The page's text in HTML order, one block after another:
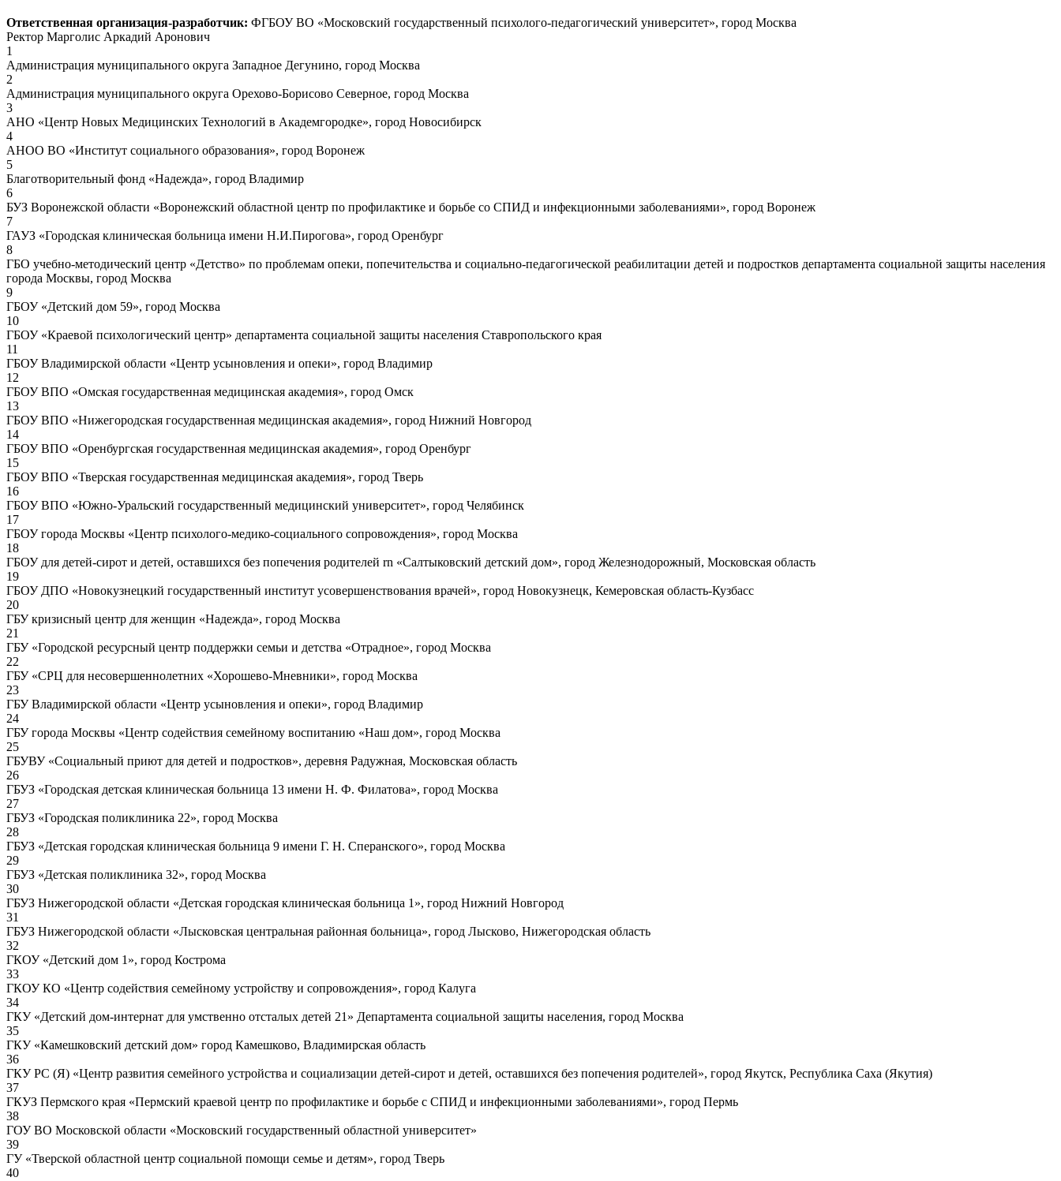
Ответственная организация-разработчик: ФГБОУ ВО «Московский государственный психолого-педагогический университет», город Москва
Ректор Марголис Аркадий Аронович
1
Администрация муниципального округа Западное Дегунино, город Москва
2
Администрация муниципального округа Орехово-Борисово Северное, город Москва
3
АНО «Центр Новых Медицинских Технологий в Академгородке», город Новосибирск
4
АНОО ВО «Институт социального образования», город Воронеж
5
Благотворительный фонд «Надежда», город Владимир
6
БУЗ Воронежской области «Воронежский областной центр по профилактике и борьбе со СПИД и инфекционными заболеваниями», город Воронеж
7
ГАУЗ «Городская клиническая больница имени Н.И.Пирогова», город Оренбург
8
ГБО учебно-методический центр «Детство» по проблемам опеки, попечительства и социально-педагогической реабилитации детей и подростков департамента социальной защиты населения
города Москвы, город Москва
9
ГБОУ «Детский дом 59», город Москва
10
ГБОУ «Краевой психологический центр» департамента социальной защиты населения Ставропольского края
11
ГБОУ Владимирской области «Центр усыновления и опеки», город Владимир
12
ГБОУ ВПО «Омская государственная медицинская академия», город Омск
13
ГБОУ ВПО «Нижегородская государственная медицинская академия», город Нижний Новгород
14
ГБОУ ВПО «Оренбургская государственная медицинская академия», город Оренбург
15
ГБОУ ВПО «Тверская государственная медицинская академия», город Тверь
16
ГБОУ ВПО «Южно-Уральский государственный медицинский университет», город Челябинск
17
ГБОУ города Москвы «Центр психолого-медико-социального сопровождения», город Москва
18
ГБОУ для детей-сирот и детей, оставшихся без попечения родителей rn «Салтыковский детский дом», город Железнодорожный, Московская область
19
ГБОУ ДПО «Новокузнецкий государственный институт усовершенствования врачей», город Новокузнецк, Кемеровская область-Кузбасс
20
ГБУ кризисный центр для женщин «Надежда», город Москва
21
ГБУ «Городской ресурсный центр поддержки семьи и детства «Отрадное», город Москва
22
ГБУ «СРЦ для несовершеннолетних «Хорошево-Мневники», город Москва
23
ГБУ Владимирской области «Центр усыновления и опеки», город Владимир
24
ГБУ города Москвы «Центр содействия семейному воспитанию «Наш дом», город Москва
25
ГБУВУ «Социальный приют для детей и подростков», деревня Радужная, Московская область
26
ГБУЗ «Городская детская клиническая больница 13 имени Н. Ф. Филатова», город Москва
27
ГБУЗ «Городская поликлиника 22», город Москва
28
ГБУЗ «Детская городская клиническая больница 9 имени Г. Н. Сперанского», город Москва
29
ГБУЗ «Детская поликлиника 32», город Москва
30
ГБУЗ Нижегородской области «Детская городская клиническая больница 1», город Нижний Новгород
31
ГБУЗ Нижегородской области «Лысковская центральная районная больница», город Лысково, Нижегородская область
32
ГКОУ «Детский дом 1», город Кострома
33
ГКОУ КО «Центр содействия семейному устройству и сопровождения», город Калуга
34
ГКУ «Детский дом-интернат для умственно отсталых детей 21» Департамента социальной защиты населения, город Москва
35
ГКУ «Камешковский детский дом» город Камешково, Владимирская область
36
ГКУ РС (Я) «Центр развития семейного устройства и социализации детей-сирот и детей, оставшихся без попечения родителей», город Якутск, Республика Саха (Якутия)
37
ГКУЗ Пермского края «Пермский краевой центр по профилактике и борьбе с СПИД и инфекционными заболеваниями», город Пермь
38
ГОУ ВО Московской области «Московский государственный областной университет»
39
ГУ «Тверской областной центр социальной помощи семье и детям», город Тверь
40